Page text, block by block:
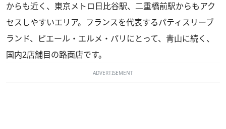
からも近く、東京メトロ日比谷駅、二重橋前駅からもアク
セスしやすいエリア。フランスを代表するパティスリーブ
ランド、ピエール・エルメ・パリにとって、青山に続く、
国内2店舗目の路面店です。
ADVERTISEMENT